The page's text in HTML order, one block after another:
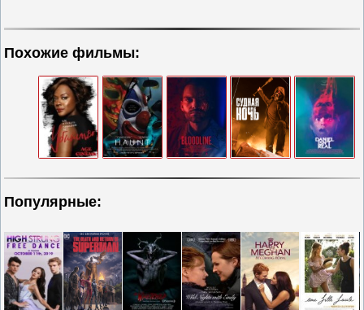
Похожие фильмы:
Популярные: